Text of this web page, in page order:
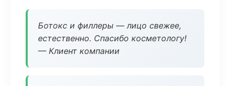
Ботокс и филлеры — лицо свежее,
естественно. Спасибо косметологу!
— Клиент компании